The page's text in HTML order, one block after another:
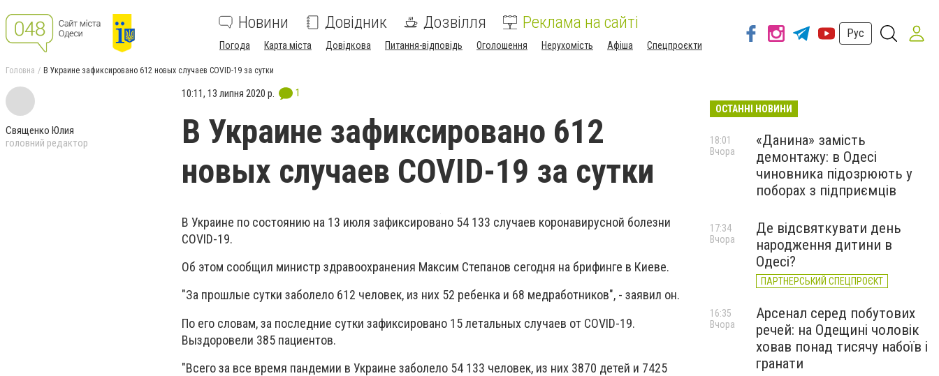
Новини Довідник Дозвілля Реклама на сайті
Погода Карта міста Довідкова Питання-відповідь Оголошення Нерухомість Афіша Спецпроєкти
Рус
Головна В Украине зафиксировано 612 новых случаев COVID-19 за сутки
Священко Юлия
головний редактор
10:11, 13 липня 2020 р. 1
В Украине зафиксировано 612
новых случаев COVID-19 за сутки
В Украине по состоянию на 13 июля зафиксировано 54 133 случаев коронавирусной болезни
COVID-19.
Об этом сообщил министр здравоохранения Максим Степанов сегодня на брифинге в Киеве.
"За прошлые сутки заболело 612 человек, из них 52 ребенка и 68 медработников", - заявил он.
По его словам, за последние сутки зафиксировано 15 летальных случаев от COVID-19.
Выздоровели 385 пациентов.
"Всего за все время пандемии в Украине заболело 54 133 человек, из них 3870 детей и 7425
ОСТАННІ НОВИНИ
«Данина» замість
демонтажу: в Одесі
чиновника підозрюють у
поборах з підприємців
18:01
Вчора
Де відсвяткувати день
народження дитини в
Одесі?
ПАРТНЕРСЬКИЙ СПЕЦПРОЄКТ
17:34
Вчора
Арсенал серед побутових
речей: на Одещині чоловік
ховав понад тисячу набоїв і
гранати
16:35
Вчора